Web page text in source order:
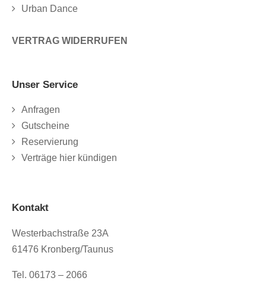
Urban Dance
VERTRAG WIDERRUFEN
Unser Service
Anfragen
Gutscheine
Reservierung
Verträge hier kündigen
Kontakt
Westerbachstraße 23A
61476 Kronberg/Taunus
Tel. 06173 – 2066